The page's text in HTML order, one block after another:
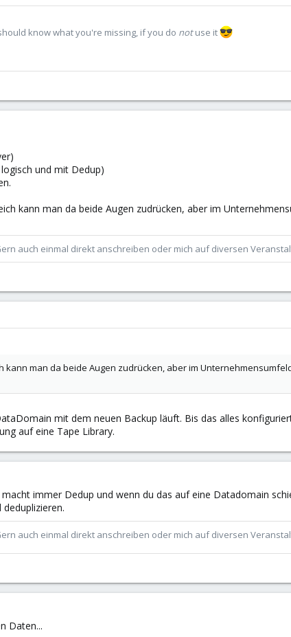
know what you're missing, if you do notuse it
und mit Dedup)
kann man da beide Augen zudrücken, aber im
auch einmal direkt anschreiben oder mich auf diversen
kann man da beide Augen zudrücken, aber im
mit dem neuen Backup läuft. Bis das alles
auf eine Tape Library.
immer Dedup und wenn du das auf eine Datadomain
auch einmal direkt anschreiben oder mich auf diversen
Daten...